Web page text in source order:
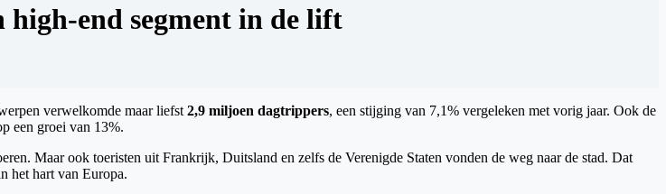
end segment in de lift
verwelkomde maar liefst 2,9 miljoen dagtrippers, een stijging van 7,1% vergeleken met vorig jaar. Ook de
een groei van 13%.
Maar ook toeristen uit Frankrijk, Duitsland en zelfs de Verenigde Staten vonden de weg naar de stad. Dat
het hart van Europa.